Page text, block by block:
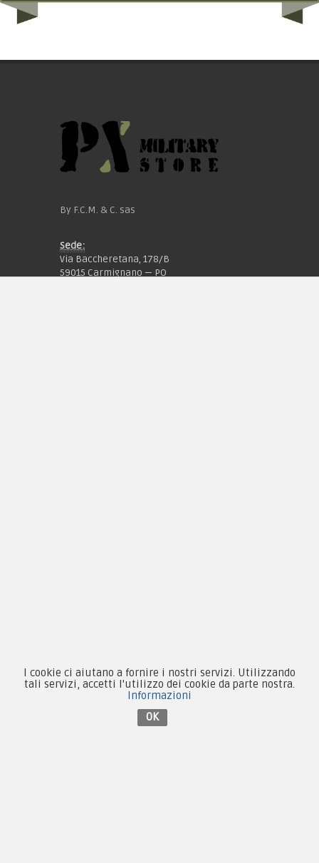
By F.C.M. & C. sas
Sede:
Via Baccheretana, 178/B
59015 Carmignano — PO
Forze Armate
Collezionismo e Vintage
I cookie ci aiutano a fornire i nostri servizi. Utilizzando
tali servizi, accetti l'utilizzo dei cookie da parte nostra.
Informazioni
OK